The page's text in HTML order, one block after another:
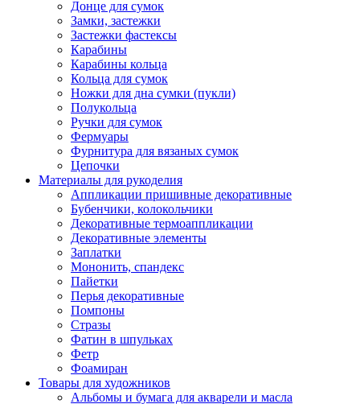
Донце для сумок
Замки, застежки
Застежки фастексы
Карабины
Карабины кольца
Кольца для сумок
Ножки для дна сумки (пукли)
Полукольца
Ручки для сумок
Фермуары
Фурнитура для вязаных сумок
Цепочки
Материалы для рукоделия
Аппликации пришивные декоративные
Бубенчики, колокольчики
Декоративные термоаппликации
Декоративные элементы
Заплатки
Мононить, спандекс
Пайетки
Перья декоративные
Помпоны
Стразы
Фатин в шпульках
Фетр
Фоамиран
Товары для художников
Альбомы и бумага для акварели и масла